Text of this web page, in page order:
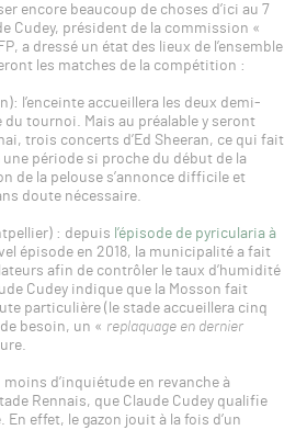
encore beaucoup de choses d’ici au 7
Cudey, président de la commission «
a dressé un état des lieux de l’ensemble
les matches de la compétition :
l’enceinte accueillera les deux demi-
tournoi. Mais au préalable y seront
trois concerts d’Ed Sheeran, ce qui fait
une période si proche du début de la
de la pelouse s’annonce difficile et
doute nécessaire.
: depuis l’épisode de pyricularia à
épisode en 2018, la municipalité a fait
afin de contrôler le taux d’humidité
Cudey indique que la Mosson fait
particulière (le stade accueillera cinq
besoin, un « replaquage en dernier
d’inquiétude en revanche à
Rennais, que Claude Cudey qualifie
En effet, le gazon jouit à la fois d’un